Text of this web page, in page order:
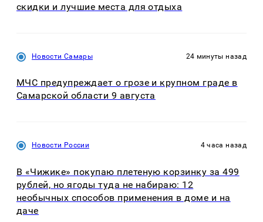
скидки и лучшие места для отдыха
Новости Самары 24 минуты назад
МЧС предупреждает о грозе и крупном граде в
Самарской области 9 августа
Новости России 4 часа назад
В «Чижике» покупаю плетеную корзинку за 499
рублей, но ягоды туда не набираю: 12
необычных способов применения в доме и на
даче